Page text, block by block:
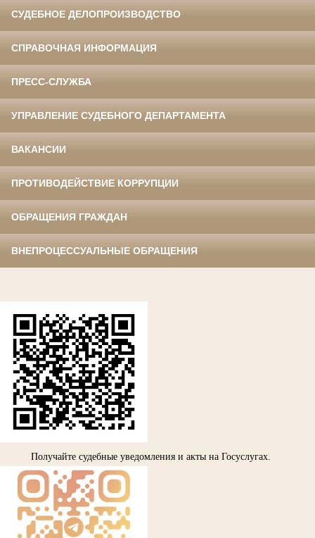
СУДЕБНОЕ ДЕЛОПРОИЗВОДСТВО
СПРАВОЧНАЯ ИНФОРМАЦИЯ
ПРЕСС-СЛУЖБА
УПРАВЛЕНИЕ СУДЕБНОГО ДЕПАРТАМЕНТА
ВАКАНСИИ
ПРОТИВОДЕЙСТВИЕ КОРРУПЦИИ
ОБРАЩЕНИЯ ГРАЖДАН
ВНЕПРОЦЕССУАЛЬНЫЕ ОБРАЩЕНИЯ
Получайте судебные уведомления и акты на Госуслугах.